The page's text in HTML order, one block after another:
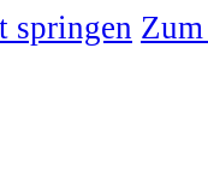
springen